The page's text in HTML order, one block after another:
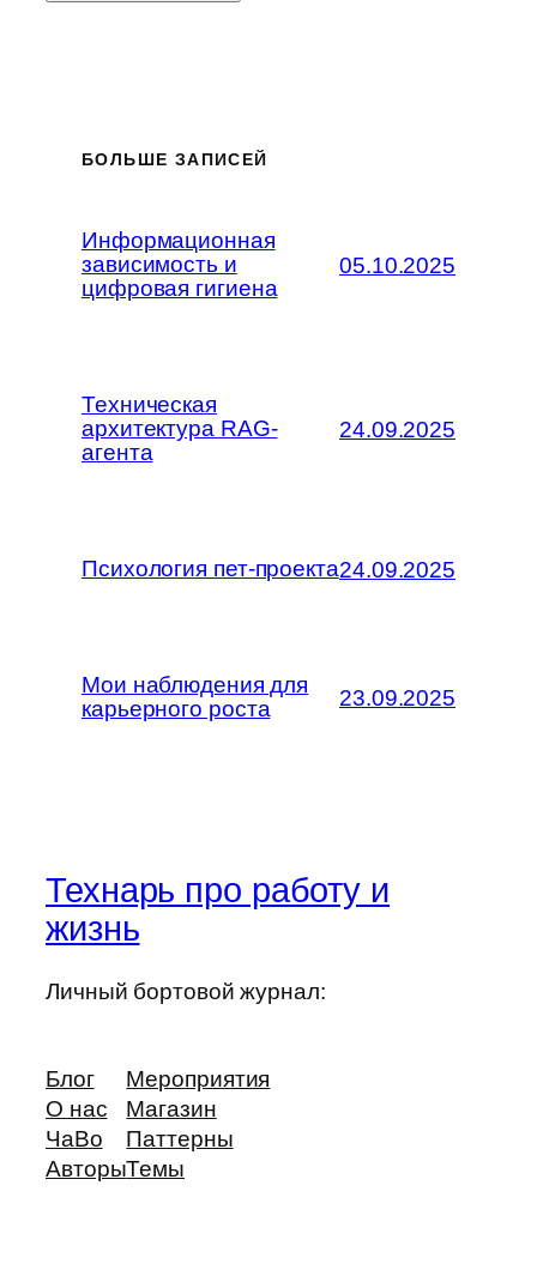
БОЛЬШЕ ЗАПИСЕЙ
Информационная
зависимость и
цифровая гигиена
05.10.2025
Техническая
архитектура RAG-
агента
24.09.2025
Психология пет-проекта24.09.2025
Мои наблюдения для
карьерного роста
23.09.2025
Технарь про работу и
жизнь
Личный бортовой журнал:
Блог
О нас
ЧаВо
Авторы
Мероприятия
Магазин
Паттерны
Темы